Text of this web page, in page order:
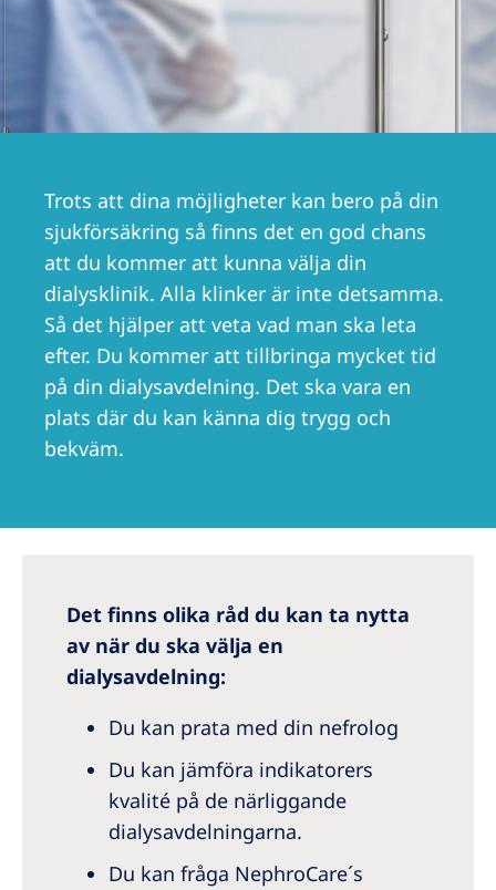
Romania
Spain
Sweden
Switzerland
United Kingdom
Asia Pacific
Asia Pacific
North America
United States of America
NephroCare International
Global Website
Trots att dina möjligheter kan bero på din
sjukförsäkring så finns det en god chans
att du kommer att kunna välja din
dialysklinik. Alla klinker är inte detsamma.
Så det hjälper att veta vad man ska leta
efter. Du kommer att tillbringa mycket tid
på din dialysavdelning. Det ska vara en
plats där du kan känna dig trygg och
bekväm.
Det finns olika råd du kan ta nytta
av när du ska välja en
dialysavdelning:
Du kan prata med din nefrolog
Du kan jämföra indikatorers
kvalité på de närliggande
dialysavdelningarna.
Du kan fråga NephroCare´s